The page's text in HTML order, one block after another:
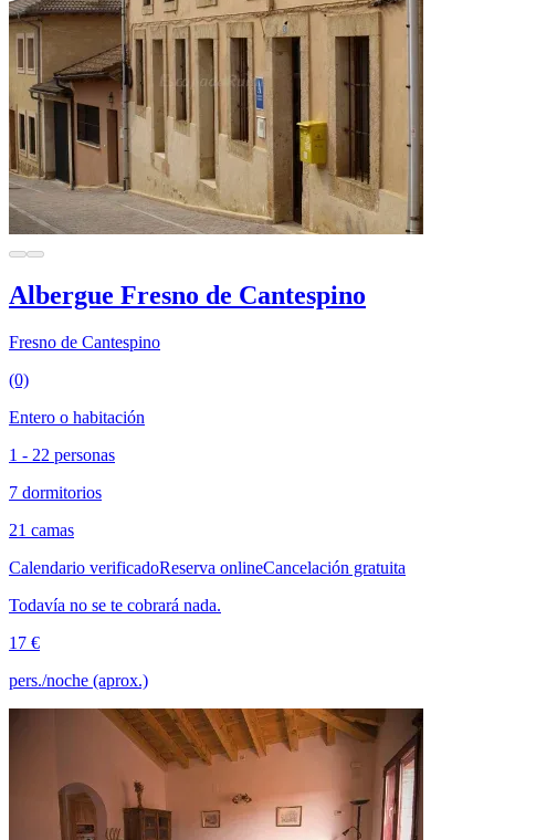
Albergue Fresno de Cantespino
Fresno de Cantespino
(0)
Entero o habitación
1 - 22 personas
7 dormitorios
21 camas
Calendario verificadoReserva onlineCancelación gratuita
Todavía no se te cobrará nada.
17 €
pers./noche (aprox.)